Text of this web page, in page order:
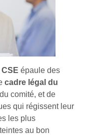
épaule des
cadre légal du
comité, et de
qui régissent leur
les plus
au bon